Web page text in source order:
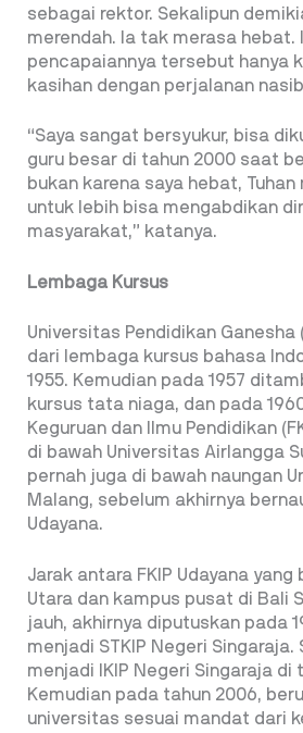
sebagai rektor. Sekalipun
merendah. Ia tak merasa hebat.
pencapaiannya tersebut hanya
kasihan dengan perjalanan
“Saya sangat bersyukur, bisa
guru besar di tahun 2000 saat
bukan karena saya hebat, Tuhan
untuk lebih bisa mengabdikan
masyarakat,” katanya.
Lembaga Kursus
Universitas Pendidikan Ganesha
dari lembaga kursus bahasa
1955. Kemudian pada 1957
kursus tata niaga, dan pada
Keguruan dan Ilmu Pendidikan
di bawah Universitas Airlangga
pernah juga di bawah naungan
Malang, sebelum akhirnya
Udayana.
Jarak antara FKIP Udayana yang
Utara dan kampus pusat di Bali
jauh, akhirnya diputuskan pada
menjadi STKIP Negeri Singaraja.
menjadi IKIP Negeri Singaraja di
Kemudian pada tahun 2006,
universitas sesuai mandat dari